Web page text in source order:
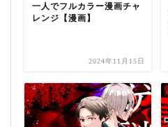
一人でフルカラー漫画チャ
レンジ【漫画】
2024年11月15日